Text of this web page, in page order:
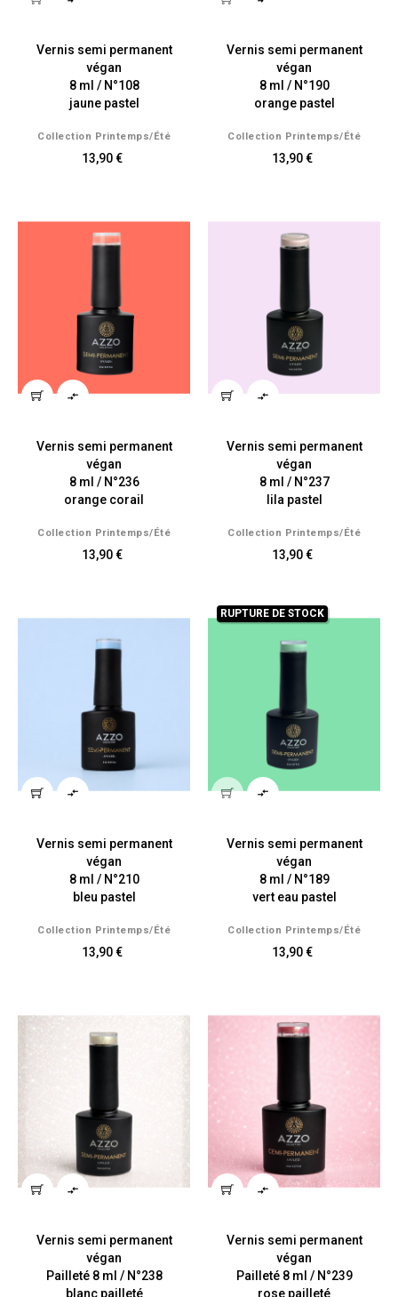
Vernis semi permanent
végan
8 ml / N°108
jaune pastel
Collection Printemps/été
13,90 €
Vernis semi permanent
végan
8 ml / N°190
orange pastel
Collection Printemps/été
13,90 €

Vernis semi permanent
végan
8 ml / N°236
orange corail
Collection Printemps/été
13,90 €

Vernis semi permanent
végan
8 ml / N°237
lila pastel
Collection Printemps/été
13,90 €

Vernis semi permanent
végan
8 ml / N°210
bleu pastel
Collection Printemps/été
13,90 €
RUPTURE DE STOCK

Vernis semi permanent
végan
8 ml / N°189
vert eau pastel
Collection Printemps/été
13,90 €

Vernis semi permanent
végan
Pailleté 8 ml / N°238
blanc pailleté

Vernis semi permanent
végan
Pailleté 8 ml / N°239
rose pailleté